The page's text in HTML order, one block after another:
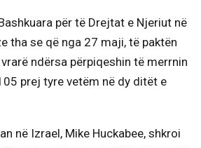
për të Drejtat e Njeriut në
tha se që nga 27 maji, të paktën
ndërsa përpiqeshin të merrnin
prej tyre vetëm në dy ditët e
në Izrael, Mike Huckabee, shkroi